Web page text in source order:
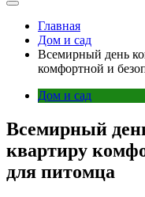
Главная
Дом и сад
Всемирный день
комфортной и
Дом и сад
Всемирный
квартиру
для питомца